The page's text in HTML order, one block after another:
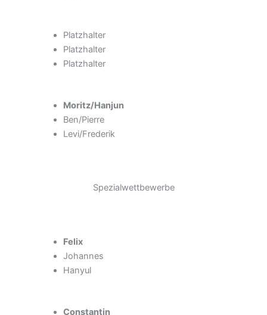
Platzhalter
Platzhalter
Platzhalter
Moritz/Hanjun
Ben/Pierre
Levi/Frederik
Spezialwettbewerbe
Felix
Johannes
Hanyul
Constantin